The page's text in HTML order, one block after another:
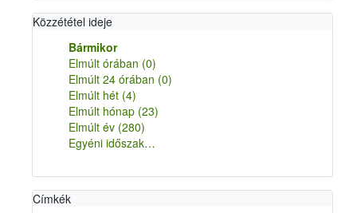
Közzététel ideje
Bármikor
Elmúlt órában (0)
Elmúlt 24 órában (0)
Elmúlt hét (4)
Elmúlt hónap (23)
Elmúlt év (280)
Egyéni időszak…
Címkék